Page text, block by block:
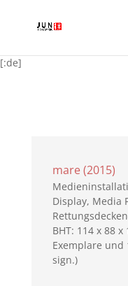
[:de]
mare (2015)
Display, Media
BHT: 114 x 88
Exemplare
sign.)